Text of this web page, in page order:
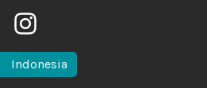
Indonesia